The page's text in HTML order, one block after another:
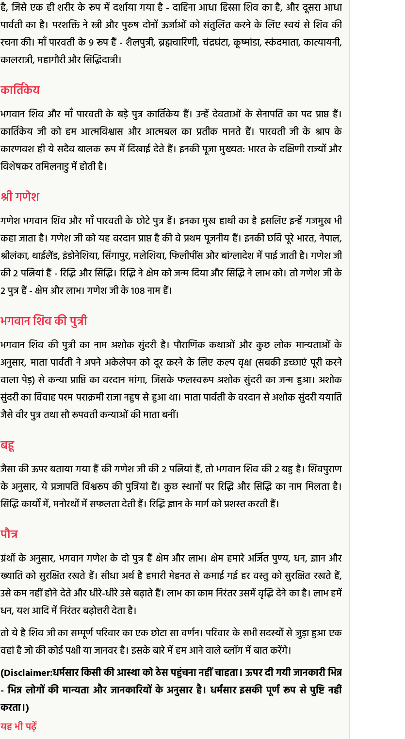
है, जिसे एक ही शरीर के रूप में दर्शाया गया है - दाहिना आधा हिस्सा शिव का है, और दूसरा आधा
पार्वती का है। परशक्ति ने स्त्री और पुरुष दोनों ऊर्जाओं को संतुलित करने के लिए स्वयं से शिव की
रचना की। माँ पारवती के 9 रूप हैं - शैलपुत्री, ब्रह्मचारिणी, चंद्रघंटा, कूष्मांडा, स्कंदमाता, कात्यायनी,
कालरात्री, महागौरी और सिद्धिदात्री।
कार्तिकेय
भगवान शिव और माँ पारवती के बड़े पुत्र कार्तिकेय हैं। उन्हें देवताओं के सेनापति का पद प्राप्त हैं।
कार्तिकेय जी को हम आत्मविश्वास और आत्मबल का प्रतीक मानते हैं। पारवती जी के श्राप के
कारणवश ही ये सदैव बालक रूप में दिखाई देते हैं। इनकी पूजा मुख्यत: भारत के दक्षिणी राज्यों और
विशेषकर तमिलनाडु में होती है।
श्री गणेश
गणेश भगवान शिव और माँ पारवती के छोटे पुत्र हैं। इनका मुख हाथी का है इसलिए इन्हें गजमुख भी
कहा जाता है। गणेश जी को यह वरदान प्राप्त है की वे प्रथम पूजनीय हैं। इनकी छवि पूरे भारत, नेपाल,
श्रीलंका, थाईलैंड, इंडोनेशिया, सिंगापुर, मलेशिया, फिलीपींस और बांग्लादेश में पाई जाती है। गणेश जी
की 2 पत्नियां हैं - रिद्धि और सिद्धि। रिद्धि ने क्षेम को जन्म दिया और सिद्धि ने लाभ को। तो गणेश जी के
2 पुत्र हैं - क्षेम और लाभ। गणेश जी के 108 नाम हैं।
भगवान शिव की पुत्री
भगवान शिव की पुत्री का नाम अशोक सुंदरी है। पौराणिक कथाओं और कुछ लोक मान्यताओं के
अनुसार, माता पार्वती ने अपने अकेलेपन को दूर करने के लिए कल्प वृक्ष (सबकी इच्छाएं पूरी करने
वाला पेड़) से कन्या प्राप्ति का वरदान मांगा, जिसके फलस्वरूप अशोक सुंदरी का जन्म हुआ। अशोक
सुंदरी का विवाह परम पराक्रमी राजा नहुष से हुआ था। माता पार्वती के वरदान से अशोक सुंदरी ययाति
जैसे वीर पुत्र तथा सौ रूपवती कन्याओं की माता बनीं।
बहू
जैसा की ऊपर बताया गया हैं की गणेश जी की २ पत्नियां हैं, तो भगवान शिव की २ बहु है। शिवपुराण
के अनुसार, ये प्रजापति विश्वरूप की पुत्रियां हैं। कुछ स्थानों पर रिद्धि और सिद्धि का नाम मिलता है।
सिद्धि कार्यों में, मनोरथों में सफलता देती हैं। रिद्धि ज्ञान के मार्ग को प्रशस्त करती हैं।
पौत्र
ग्रंथों के अनुसार, भगवान गणेश के दो पुत्र हैं क्षेम और लाभ। क्षेम हमारे अर्जित पुण्य, धन, ज्ञान और
ख्याति को सुरक्षित रखते हैं। सीधा अर्थ है हमारी मेहनत से कमाई गई हर वस्तु को सुरक्षित रखते हैं,
उसे कम नहीं होने देते और धीरे-धीरे उसे बढ़ाते हैं। लाभ का काम निरंतर उसमें वृद्धि देने का है। लाभ हमें
धन, यश आदि में निरंतर बढ़ोत्तरी देता है।
तो ये है शिव जी का सम्पूर्ण परिवार का एक छोटा सा वर्णन। परिवार के सभी सदस्यों से जुड़ा हुआ एक
वहां है जो की कोई पक्षी या जानवर है। इसके बारे में हम आने वाले ब्लॉग में बात करेंगे।
(Disclaimer:धर्मसार किसी की आस्था को ठेस पहुंचना नहीं चाहता। ऊपर दी गयी जानकारी भिन्न
- भिन्न लोगों की मान्यता और जानकारियों के अनुसार है। धर्मसार इसकी पूर्ण रूप से पुष्टि नहीं
करता।)
यह भी पढ़ें